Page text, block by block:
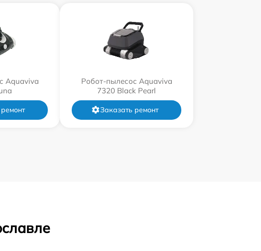
Aquaviva
Робот-пылесос Aquaviva
7320 Black Pearl
Заказать ремонт